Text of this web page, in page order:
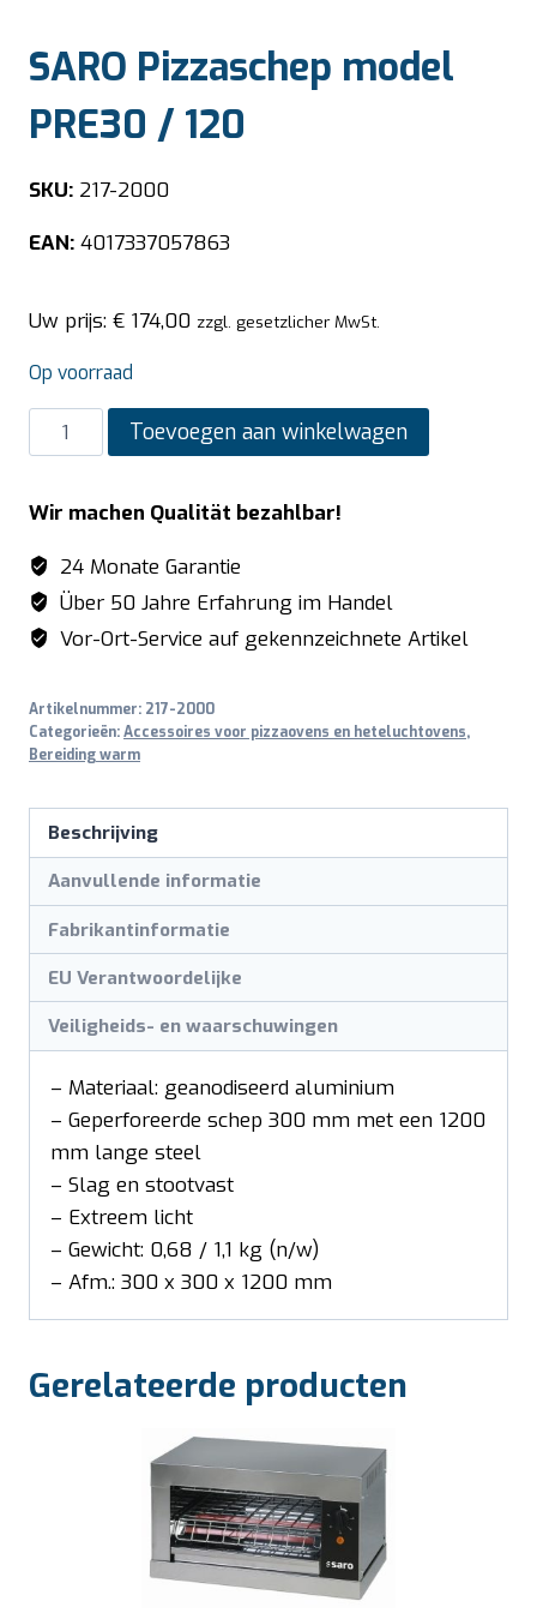
SARO Pizzaschep model
PRE30 / 120
SKU: 217-2000
EAN: 4017337057863
Uw prijs: € 174,00 zzgl. gesetzlicher MwSt.
Op voorraad
SARO
Pizzaschep
PRE30
/
120
aantal
Toevoegen aan winkelwagen
Wir machen Qualität bezahlbar!
24 Monate Garantie
Über 50 Jahre Erfahrung im Handel
Vor-Ort-Service auf gekennzeichnete Artikel
Artikelnummer: 217-2000
Categorieën:Accessoires voor pizzaovens en heteluchtovens,
Bereiding warm
Beschrijving
Aanvullende informatie
Fabrikantinformatie
EU Verantwoordelijke
Veiligheids- en waarschuwingen
– Materiaal: geanodiseerd aluminium
– Geperforeerde schep 300 mm met een 1200
mm lange steel
– Slag en stootvast
– Extreem licht
– Gewicht: 0,68 / 1,1 kg (n/w)
– Afm.: 300 x 300 x 1200 mm
Gerelateerde producten